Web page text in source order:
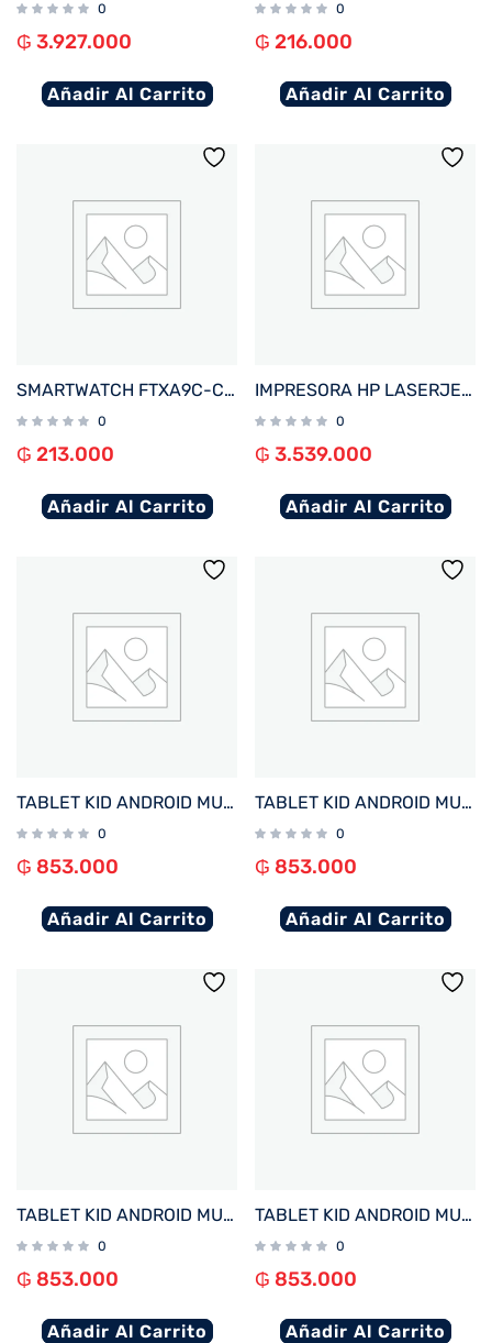
0
₲ 3.927.000
Añadir Al Carrito
0
₲ 216.000
Añadir Al Carrito
SMARTWATCH FTXA9C-CGP 46MM GOLD/ROSA ANDROID/IOS/BT/FREC. CARD/NOTIFICACIONES
0
₲ 213.000
Añadir Al Carrito
IMPRESORA HP LASERJET PRO 4203DW IMP/USB/RED/COLOR/BLUETOOTH/WIFI/220V
0
₲ 3.539.000
Añadir Al Carrito
TABLET KID ANDROID MULTILASER NB422 QC/64GB/4G/7″/ROSA PAW PATROL SKYE DISNEY
0
₲ 853.000
Añadir Al Carrito
TABLET KID ANDROID MULTILASER NB421 QC/64GB/4G/7″/AZUL PAW PATROL CHASE DISNEY
0
₲ 853.000
Añadir Al Carrito
TABLET KID ANDROID MULTILASER NB418 QC/64GB/4G/7″/ROSA PRINCESAS DISNEY
0
₲ 853.000
Añadir Al Carrito
TABLET KID ANDROID MULTILASER NB413 QC/64GB/4G/7″/NEGRO MICKEY DISNEY
0
₲ 853.000
Añadir Al Carrito